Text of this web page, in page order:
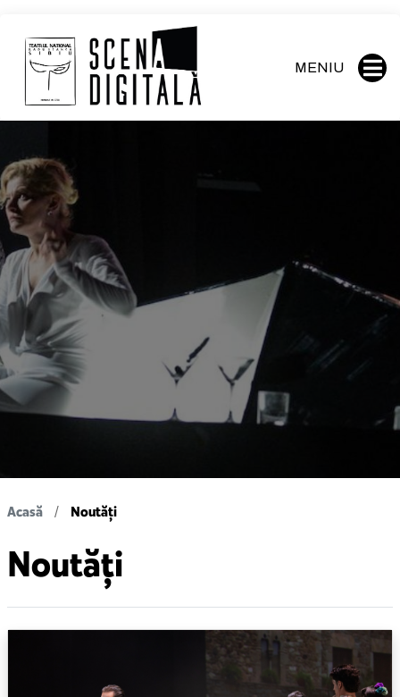
MENIU
Acasă Noutăți
Noutăți